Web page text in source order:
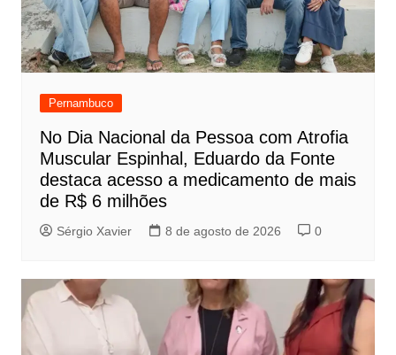
Pernambuco
No Dia Nacional da Pessoa com Atrofia
Muscular Espinhal, Eduardo da Fonte
destaca acesso a medicamento de mais
de R$ 6 milhões
Sérgio Xavier 8 de agosto de 2026 0